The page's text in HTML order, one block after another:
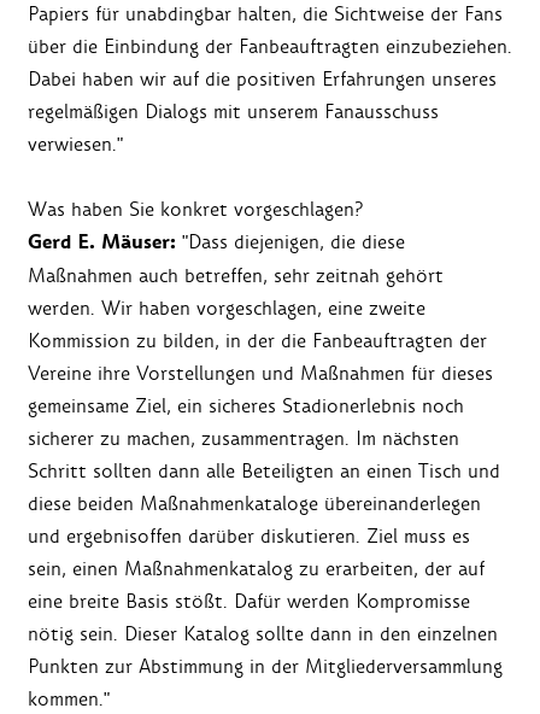
Papiers für unabdingbar halten, die Sichtweise der Fans
über die Einbindung der Fanbeauftragten einzubeziehen.
Dabei haben wir auf die positiven Erfahrungen unseres
regelmäßigen Dialogs mit unserem Fanausschuss
verwiesen."
Was haben Sie konkret vorgeschlagen?
Gerd E. Mäuser: "Dass diejenigen, die diese
Maßnahmen auch betreffen, sehr zeitnah gehört
werden. Wir haben vorgeschlagen, eine zweite
Kommission zu bilden, in der die Fanbeauftragten der
Vereine ihre Vorstellungen und Maßnahmen für dieses
gemeinsame Ziel, ein sicheres Stadionerlebnis noch
sicherer zu machen, zusammentragen. Im nächsten
Schritt sollten dann alle Beteiligten an einen Tisch und
diese beiden Maßnahmenkataloge übereinanderlegen
und ergebnisoffen darüber diskutieren. Ziel muss es
sein, einen Maßnahmenkatalog zu erarbeiten, der auf
eine breite Basis stößt. Dafür werden Kompromisse
nötig sein. Dieser Katalog sollte dann in den einzelnen
Punkten zur Abstimmung in der Mitgliederversammlung
kommen."